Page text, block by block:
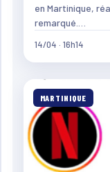
en Martinique,
remarqué.…
14/04 · 16h14
MARTINIQUE